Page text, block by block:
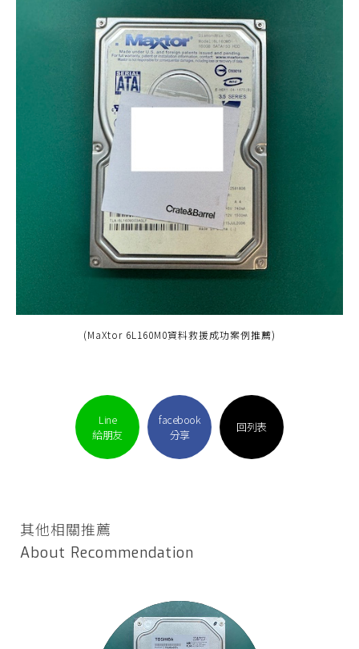
(MaXtor 6L160M0資料救援成功案例推薦)
Line
給朋友
facebook
分享
回列表
其他相關推薦
About Recommendation